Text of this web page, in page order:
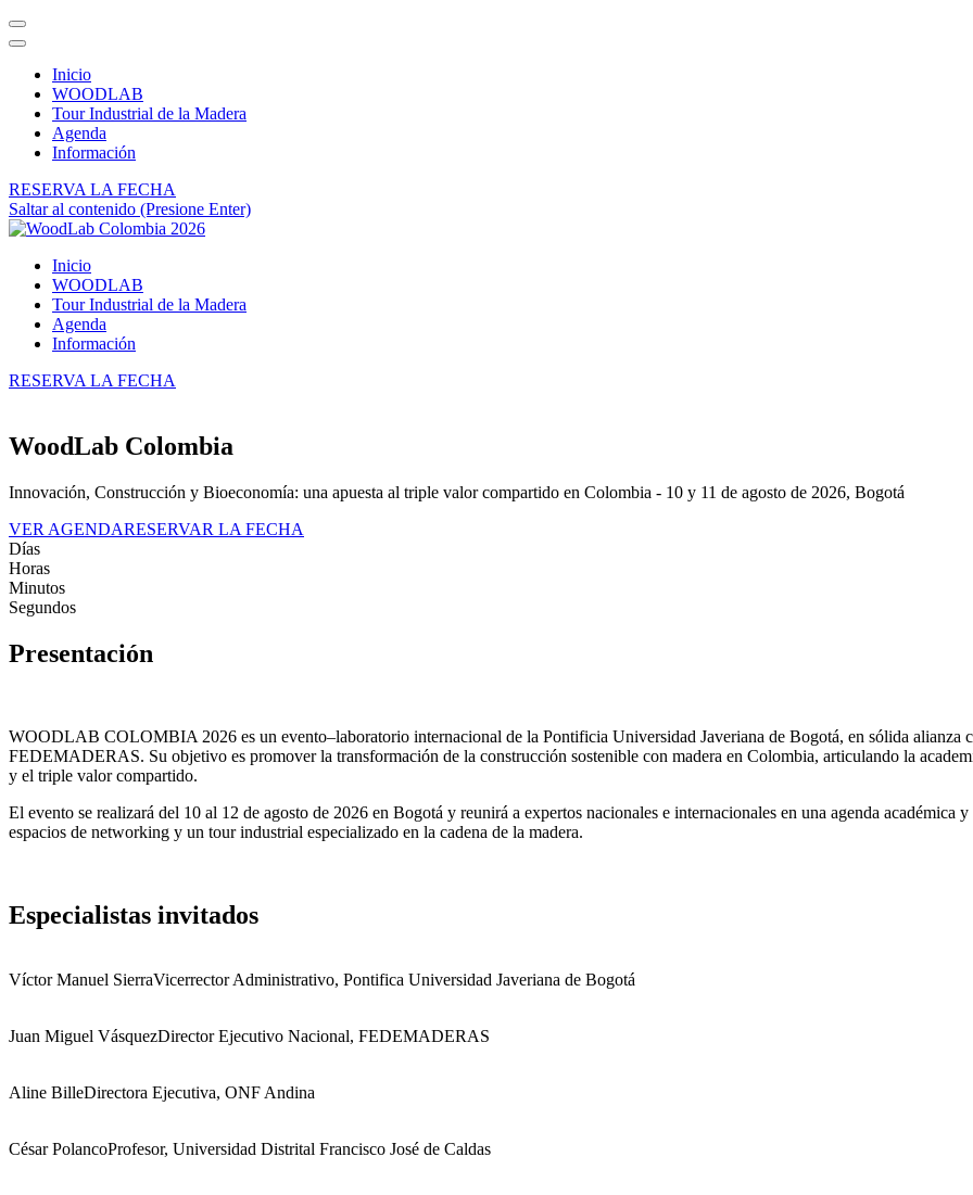
Inicio
WOODLAB
Tour Industrial de la Madera
Agenda
Información
RESERVA LA FECHA
Saltar al contenido (Presione Enter)
WoodLab Colombia 2026
Inicio
WOODLAB
Tour Industrial de la Madera
Agenda
Información
RESERVA LA FECHA
WoodLab Colombia
Innovación, Construcción y Bioeconomía: una apuesta al triple valor compartido en Colombia - 10 y 11 de agosto de 2026, Bogotá
VER AGENDARESERVAR LA FECHA
Días
Horas
Minutos
Segundos
Presentación
WOODLAB COLOMBIA 2026 es un evento–laboratorio internacional de la Pontificia Universidad Javeriana de Bogotá, en sólida alianza
FEDEMADERAS. Su objetivo es promover la transformación de la construcción sostenible con madera en Colombia, articulando la
y el triple valor compartido.
El evento se realizará del 10 al 12 de agosto de 2026 en Bogotá y reunirá a expertos nacionales e internacionales en una agenda académica
espacios de networking y un tour industrial especializado en la cadena de la madera.
Especialistas invitados
Víctor Manuel SierraVicerrector Administrativo, Pontifica Universidad Javeriana de Bogotá
Juan Miguel VásquezDirector Ejecutivo Nacional, FEDEMADERAS
Aline BilleDirectora Ejecutiva, ONF Andina
César PolancoProfesor, Universidad Distrital Francisco José de Caldas